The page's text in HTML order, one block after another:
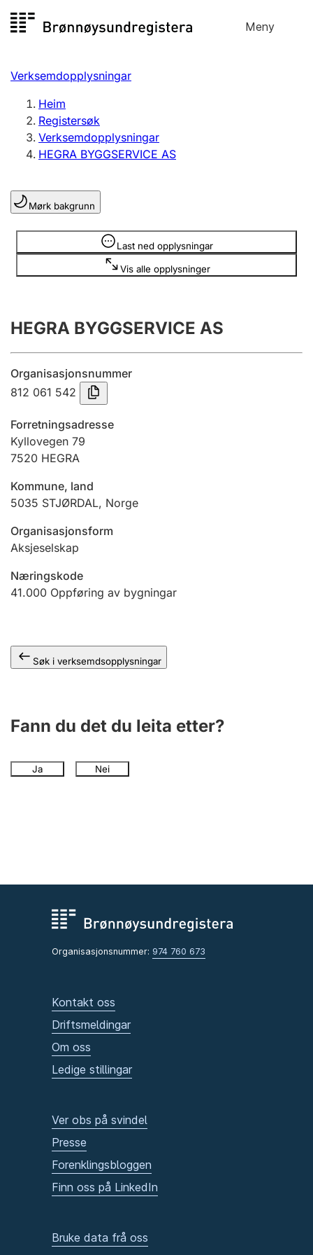
til
Meny
Registersøk
Aksjeselskap
Enkeltpersonføretak
Registrere, endre, slette
Lag og foreining
Registrere, endre, slette
Årsrekneskap
Innsending og forseinkingsgebyr
Tinglysing
Jeger
Ektepaktrettleiaren
Andre tema
Verksemdopplysningar
Heim
Registersøk
Verksemdopplysningar
HEGRA BYGGSERVICE AS
Mørk bakgrunn
Last ned opplysningar
Vis alle opplysninger
Opplysninger er skjult
HEGRA BYGGSERVICE AS
Organisasjonsnummer
812 061 542
Forretningsadresse
Kyllovegen 79
7520 HEGRA
Kommune, land
5035 STJØRDAL, Norge
Organisasjonsform
Aksjeselskap
Næringskode
41.000 Oppføring av bygningar
Søk i verksemdsopplysningar
Fann du det du leita etter?
Ja Nei
Organisasjonsnummer: 974 760 673
Kontakt oss
Driftsmeldingar
Om oss
Ledige stillingar
Ver obs på svindel
Presse
Forenklingsbloggen
Finn oss på LinkedIn
Bruke data frå oss